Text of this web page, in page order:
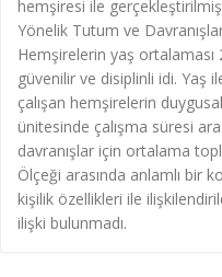
hemşiresi ile
Yönelik Tutum ve
Hemşirelerin yaş ortalaması
güvenilir ve disiplinli idi. Yaş
çalışan hemşirelerin
ünitesinde çalışma süresi
davranışlar için ortalama
Ölçeği arasında anlamlı bir
kişilik özellikleri ile
ilişki bulunmadı.